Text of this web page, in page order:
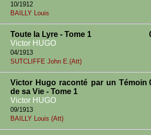
10/1912
BAILLY Louis
Toute la Lyre - Tome 1
Victor HUGO
04/1913
SUTCLIFFE John E.(Att)
Victor Hugo raconté par un Témoin
de sa Vie - Tome 1
Victor HUGO
09/1913
BAILLY Louis (Att)